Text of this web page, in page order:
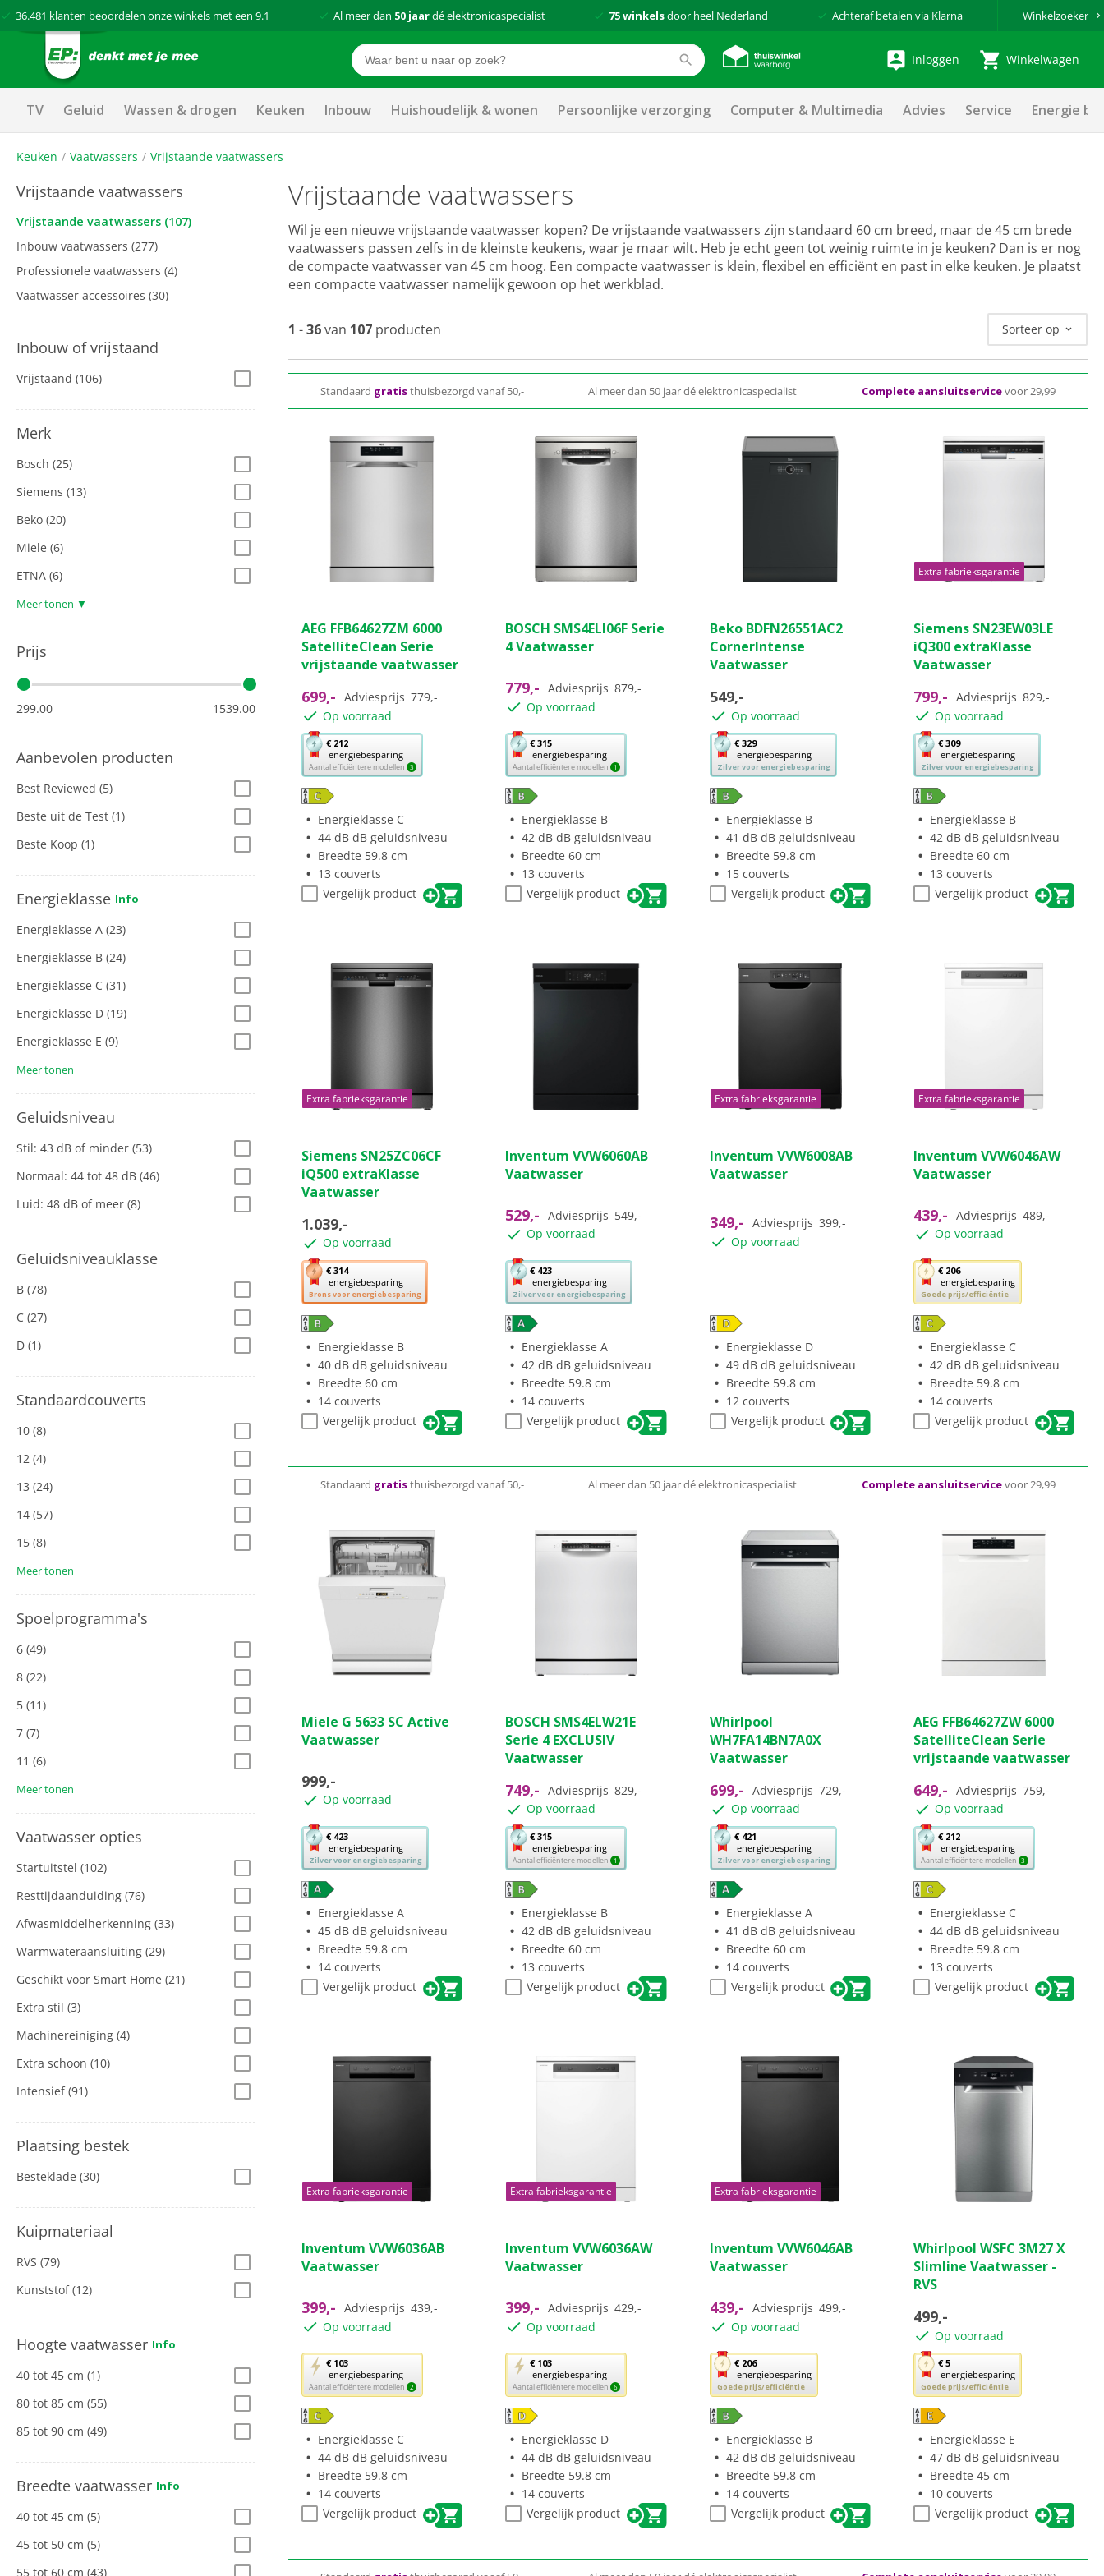
36.481 klanten beoordelen onze winkels met een 9.1 Al meer dan 50 jaardé elektronicaspecialist 75 winkelsdoor heel Nederland Achteraf betalen via Klarna Winkelzoeker
Inloggen Winkelwagen
TV Geluid Wassen & drogen Keuken Inbouw Huishoudelijk & wonen Persoonlijke verzorging Computer & Multimedia Advies Service Energie
Keuken Vaatwassers Vrijstaande vaatwassers
Vrijstaande vaatwassers
Vrijstaande vaatwassers (107)
Inbouw vaatwassers (277)
Professionele vaatwassers (4)
Vaatwasser accessoires (30)
Inbouw of vrijstaand
Vrijstaand (106)
Merk
Bosch (25)
Siemens (13)
Beko (20)
Miele (6)
ETNA (6)
Meer tonen ▼
Prijs
299.00 1539.00
Aanbevolen producten
Best Reviewed (5)
Beste uit de Test (1)
Beste Koop (1)
Energieklasse Info
Energieklasse A (23)
Energieklasse B (24)
Energieklasse C (31)
Energieklasse D (19)
Energieklasse E (9)
Meer tonen
Geluidsniveau
Stil: 43 dB of minder (53)
Normaal: 44 tot 48 dB (46)
Luid: 48 dB of meer (8)
Geluidsniveauklasse
B (78)
C (27)
D (1)
Standaardcouverts
10 (8)
12 (4)
13 (24)
14 (57)
15 (8)
Meer tonen
Spoelprogramma's
6 (49)
8 (22)
5 (11)
7 (7)
11 (6)
Meer tonen
Vaatwasser opties
Startuitstel (102)
Resttijdaanduiding (76)
Afwasmiddelherkenning (33)
Warmwateraansluiting (29)
Geschikt voor Smart Home (21)
Extra stil (3)
Machinereiniging (4)
Extra schoon (10)
Intensief(91)
Plaatsing bestek
Besteklade (30)
Kuipmateriaal
RVS (79)
Kunststof(12)
Hoogte vaatwasser Info
40 tot 45 cm (1)
80 tot 85 cm (55)
85 tot 90 cm (49)
Breedte vaatwasser Info
40 tot 45 cm (5)
45 tot 50 cm (5)
55 tot 60 cm (43)
Vrijstaande vaatwassers
Wil je een nieuwe vrijstaande vaatwasser kopen? De vrijstaande vaatwassers zijn standaard 60 cm breed, maar de 45 cm brede
vaatwassers passen zelfs in de kleinste keukens, waar je maar wilt. Heb je echt geen tot weinig ruimte in je keuken? Dan is er nog
de compacte vaatwasser van 45 cm hoog. Een compacte vaatwasser is klein, flexibel en efficiënt en past in elke keuken. Je plaatst
een compacte vaatwasser namelijk gewoon op het werkblad.
1 -36van 107 producten Sorteer op
Standaard gratisthuisbezorgd vanaf 50,- Al meer dan 50 jaar dé elektronicaspecialist Complete aansluitservicevoor 29,99
van
de
5
16
beoordelingen
AEG FFB64627ZM 6000
SatelliteClean Serie
vrijstaande vaatwasser
699,- Adviesprijs 779,-
Op voorraad
€ 212
energiebesparing
Aantal efficiëntere modellen 3
Met
deze
knop
opent
Youreko’s
tool
voor
energiebesparing.
Energieklasse C
44 dB dB geluidsniveau
Breedte 59.8 cm
13 couverts
Vergelijk product
van
de
sterren.
5
BOSCH SMS4ELI06F Serie
4 Vaatwasser
779,- Adviesprijs 879,-
Op voorraad
€ 315
energiebesparing
Aantal efficiëntere modellen 1
Met
deze
knop
opent
Youreko’s
tool
voor
energiebesparing.
Energieklasse B
42 dB dB geluidsniveau
Breedte 60 cm
13 couverts
Vergelijk product
van
de
5
Beko BDFN26551AC2
CornerIntense
Vaatwasser
549,-
Op voorraad
€ 329
energiebesparing
Zilver voor energiebesparing
Met
deze
knop
opent
Youreko’s
tool
voor
energiebesparing.
Energieklasse B
41 dB dB geluidsniveau
Breedte 59.8 cm
15 couverts
Vergelijk product
Extra fabrieksgarantie
van
de
5
5
beoordelingen
Siemens SN23EW03LE
iQ300 extraKlasse
Vaatwasser
799,- Adviesprijs 829,-
Op voorraad
€ 309
energiebesparing
Zilver voor energiebesparing
Met
deze
knop
opent
Youreko’s
tool
voor
energiebesparing.
Energieklasse B
42 dB dB geluidsniveau
Breedte 60 cm
13 couverts
Vergelijk product
Extra fabrieksgarantie
van
de
5
11
beoordelingen
Siemens SN25ZC06CF
iQ500 extraKlasse
Vaatwasser
1.039,-
Op voorraad
€ 314
energiebesparing
Brons voor energiebesparing
Met
deze
knop
opent
Youreko’s
tool
voor
energiebesparing.
Energieklasse B
40 dB dB geluidsniveau
Breedte 60 cm
14 couverts
Vergelijk product
van
de
sterren.
8
Inventum VVW6060AB
Vaatwasser
529,- Adviesprijs 549,-
Op voorraad
€ 423
energiebesparing
Zilver voor energiebesparing
Met
deze
knop
opent
Youreko’s
tool
voor
energiebesparing.
Energieklasse A
42 dB dB geluidsniveau
Breedte 59.8 cm
14 couverts
Vergelijk product
Extra fabrieksgarantie
van
de
sterren.
35
beoordelingen
Inventum VVW6008AB
Vaatwasser
349,- Adviesprijs 399,-
Op voorraad
Energieklasse D
49 dB dB geluidsniveau
Breedte 59.8 cm
12 couverts
Vergelijk product
Extra fabrieksgarantie
van
de
sterren.
9
Inventum VVW6046AW
Vaatwasser
439,- Adviesprijs 489,-
Op voorraad
€ 206
energiebesparing
Goede prijs/efficiëntie
Met
deze
knop
opent
Youreko’s
tool
voor
energiebesparing.
Energieklasse C
42 dB dB geluidsniveau
Breedte 59.8 cm
14 couverts
Vergelijk product
Standaard gratisthuisbezorgd vanaf 50,- Al meer dan 50 jaar dé elektronicaspecialist Complete aansluitservicevoor 29,99
van
de
sterren.
Miele G 5633 SC Active
Vaatwasser
999,-
Op voorraad
€ 423
energiebesparing
Zilver voor energiebesparing
Met
deze
knop
opent
Youreko’s
tool
voor
energiebesparing.
Energieklasse A
45 dB dB geluidsniveau
Breedte 59.8 cm
14 couverts
Vergelijk product
van
de
5
14
beoordelingen
BOSCH SMS4ELW21E
Serie 4 EXCLUSIV
Vaatwasser
749,- Adviesprijs 829,-
Op voorraad
€ 315
energiebesparing
Aantal efficiëntere modellen 1
Met
deze
knop
opent
Youreko’s
tool
voor
energiebesparing.
Energieklasse B
42 dB dB geluidsniveau
Breedte 60 cm
13 couverts
Vergelijk product
van
de
5
Whirlpool
WH7FA14BN7A0X
Vaatwasser
699,- Adviesprijs 729,-
Op voorraad
€ 421
energiebesparing
Zilver voor energiebesparing
Met
deze
knop
opent
Youreko’s
tool
voor
energiebesparing.
Energieklasse A
41 dB dB geluidsniveau
Breedte 60 cm
14 couverts
Vergelijk product
van
de
5
25
beoordelingen
AEG FFB64627ZW 6000
SatelliteClean Serie
vrijstaande vaatwasser
649,- Adviesprijs 759,-
Op voorraad
€ 212
energiebesparing
Aantal efficiëntere modellen 3
Met
deze
knop
opent
Youreko’s
tool
voor
energiebesparing.
Energieklasse C
44 dB dB geluidsniveau
Breedte 59.8 cm
13 couverts
Vergelijk product
Extra fabrieksgarantie
van
de
sterren.
12
Inventum VVW6036AB
Vaatwasser
399,- Adviesprijs 439,-
Op voorraad
€ 103
energiebesparing
Aantal efficiëntere modellen 2
Met
deze
knop
opent
Youreko’s
tool
voor
energiebesparing.
Energieklasse C
44 dB dB geluidsniveau
Breedte 59.8 cm
14 couverts
Vergelijk product
Extra fabrieksgarantie
van
de
sterren.
3
Inventum VVW6036AW
Vaatwasser
399,- Adviesprijs 429,-
Op voorraad
€ 103
energiebesparing
Aantal efficiëntere modellen 6
Met
deze
knop
opent
Youreko’s
tool
voor
energiebesparing.
Energieklasse D
44 dB dB geluidsniveau
Breedte 59.8 cm
14 couverts
Vergelijk product
Extra fabrieksgarantie
van
de
sterren.
10
Inventum VVW6046AB
Vaatwasser
439,- Adviesprijs 499,-
Op voorraad
€ 206
energiebesparing
Goede prijs/efficiëntie
Met
deze
knop
opent
Youreko’s
tool
voor
energiebesparing.
Energieklasse B
42 dB dB geluidsniveau
Breedte 59.8 cm
14 couverts
Vergelijk product
van
de
5
1
beoordeling
Whirlpool WSFC 3M27 X
Slimline Vaatwasser -
RVS
499,-
Op voorraad
€ 5
energiebesparing
Goede prijs/efficiëntie
Met
deze
knop
opent
Youreko’s
tool
voor
energiebesparing.
Energieklasse E
47 dB dB geluidsniveau
Breedte 45 cm
10 couverts
Vergelijk product